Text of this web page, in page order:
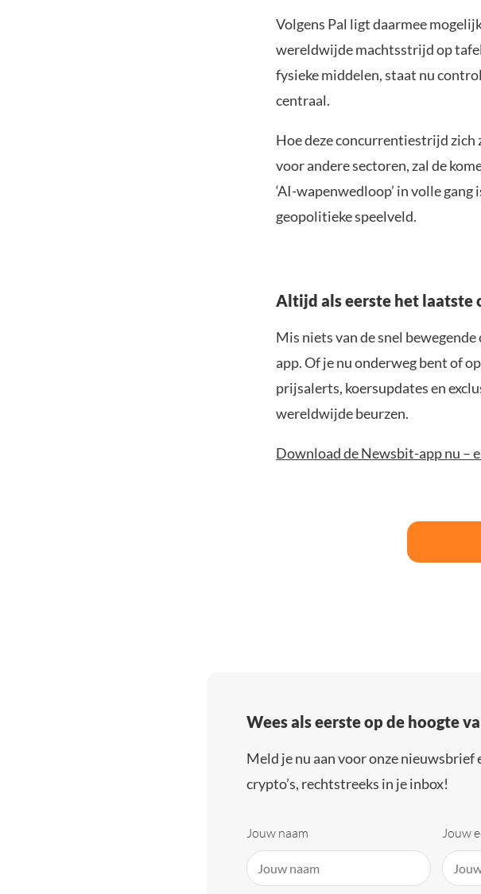
Volgens Pal ligt daarmee
wereldwijde machtsstrijd op
fysieke middelen, staat nu
centraal.
Hoe deze concurrentiestrijd zich
voor andere sectoren, zal de
‘AI-wapenwedloop’ in volle
geopolitieke speelveld.
Altijd als eerste het laatste
Mis niets van de snel
app. Of je nu onderweg bent of
prijsalerts, koersupdates en
wereldwijde beurzen.
Download de Newsbit-app nu –
Wees als eerste op de hoogte
Meld je nu aan voor onze
crypto’s, rechtstreeks in je inbox!
Jouw naam Jouw